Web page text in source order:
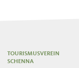
TOURISMUSVEREIN
SCHENNA